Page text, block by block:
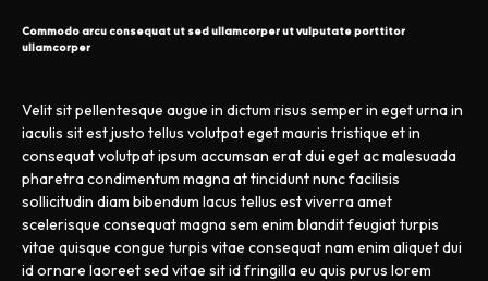
Commodo arcu consequat ut sed ullamcorper ut vulputate porttitor
ullamcorper
Velit sit pellentesque augue in dictum risus semper in eget urna in
iaculis sit est justo tellus volutpat eget mauris tristique et in
consequat volutpat ipsum accumsan erat dui eget ac malesuada
pharetra condimentum magna at tincidunt nunc facilisis
sollicitudin diam bibendum lacus tellus est viverra amet
scelerisque consequat magna sem enim blandit feugiat turpis
vitae quisque congue turpis vitae consequat nam enim aliquet dui
id ornare laoreet sed vitae sit id fringilla eu quis purus lorem